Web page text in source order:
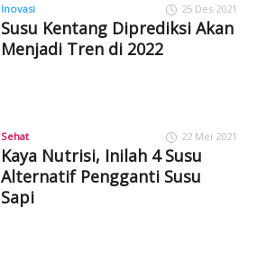
Inovasi 25 Des 2021
Susu Kentang Diprediksi Akan
Menjadi Tren di 2022
Sehat 22 Mei 2021
Kaya Nutrisi, Inilah 4 Susu
Alternatif Pengganti Susu
Sapi